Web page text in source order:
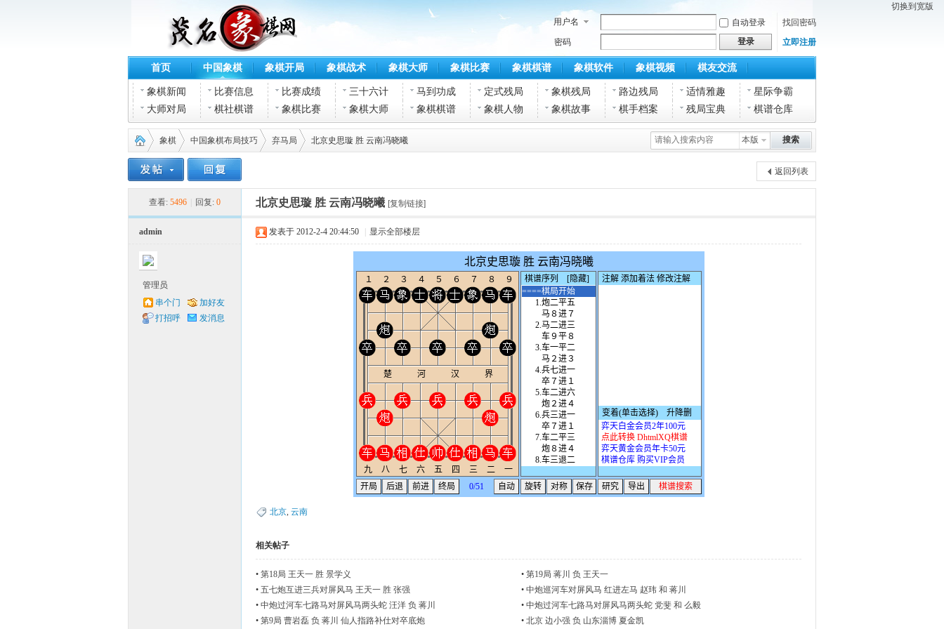
切换到宽版
用户名
自动登录
找回密码
密码
登录 立即注册
首页 中国象棋 象棋开局 象棋战术 象棋大师 象棋比赛 象棋棋谱 象棋软件 象棋视频 棋友交流
象棋新闻 比赛信息 比赛成绩 三十六计 马到功成 定式残局 象棋残局 路边残局 适情雅趣
星际争霸
大师对局
棋社棋谱 象棋比赛 象棋大师 象棋棋谱 象棋人物 象棋故事 棋手档案 残局宝典 棋谱仓库
本版 搜索
象棋
›
中国象棋布局技巧
›
弃马局
›
北京史思璇 胜 云南冯晓曦
返回列表
查看: 5496 回复: 0 北京史思璇 胜 云南冯晓曦 [复制链接]
admin
管理员
串个门
加好友
打招呼
发消息
发表于 2012-2-4 20:44:50 显示全部楼层
北京, 云南
相关帖子
• 第18局 王天一 胜 景学义 • 第19局 蒋川 负 王天一
• 五七炮互进三兵对屏风马 王天一 胜 张强 • 中炮巡河车对屏风马 红进左马 赵玮 和 蒋川
• 中炮过河车七路马对屏风马两头蛇 汪洋 负 蒋川 • 中炮过河车七路马对屏风马两头蛇 党斐 和 么毅
• 第9局 曹岩磊 负 蒋川 仙人指路补仕对卒底炮 • 北京 边小强 负 山东淄博 夏金凯